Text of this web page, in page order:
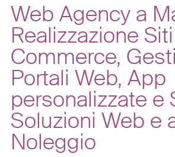
Web Agency a
Realizzazione
Commerce,
Portali Web, App
personalizzate e
Soluzioni Web e
Noleggio